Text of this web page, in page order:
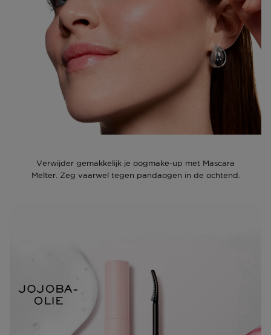
- 94% van de vrouwen zei dat de wimpers tot 24 uur
lang verzorgd blijven*
*Consumententest bij 105 vrouwen
Lancôme Lash Idôle Mascara Melter Verzorgende
Mascara Remover - Squalaan & Jojoba-olie - 8g
Zodra jouw pakket klaar ligt dan ontvang je een mail.
Deze kun je op vertoon van de track & trace code
ophalen.
Ga naar meer info en FAQ’s over levering.
Retourneren
Terugsturen
Na ontvangst van jouw bestelling producten heb je 14
dagen om deze (gedeeltelijk) terug te sturen of te
jouw bestelling te herroepen, kun je contact met ons
opnemen of gebruikmaken van eenmodelformulier
Ga naar meer info en FAQ’s over retourneren.
Meer vragen rond bestellen? Die vind je op onze FAQ
Verwijder gemakkelijk je oogmake-up met Mascara
Melter. Zeg vaarwel tegen pandaogen in de ochtend.